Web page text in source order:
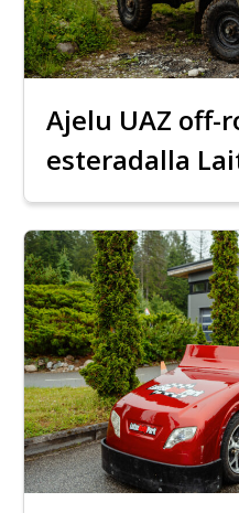
Ajelu UAZ off-
esteradalla